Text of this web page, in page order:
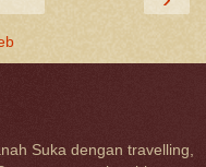
Suka dengan travelling,